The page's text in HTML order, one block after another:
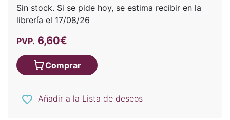
Sin stock. Si se pide hoy, se estima recibir en la
librería el 17/08/26
PVP. 6,60€
Comprar
Añadir a la Lista de deseos